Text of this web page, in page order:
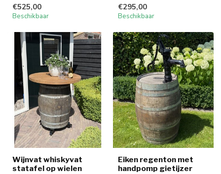
€525,00
Beschikbaar
€295,00
Beschikbaar
Wijnvat whiskyvat
statafel op wielen
Eiken regenton met
handpomp gietijzer